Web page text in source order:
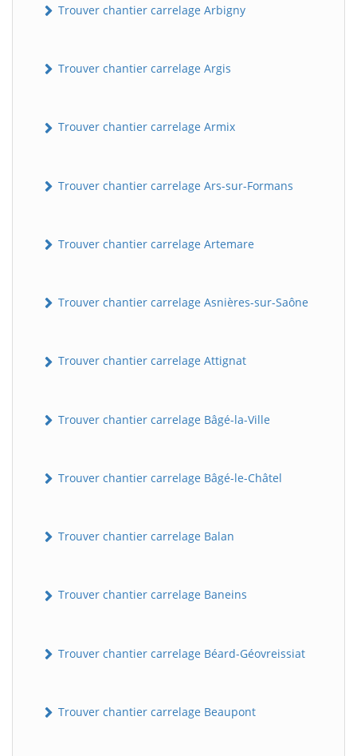
Trouver chantier carrelage Arbigny
Trouver chantier carrelage Argis
Trouver chantier carrelage Armix
Trouver chantier carrelage Ars-sur-Formans
Trouver chantier carrelage Artemare
Trouver chantier carrelage Asnières-sur-Saône
Trouver chantier carrelage Attignat
Trouver chantier carrelage Bâgé-la-Ville
Trouver chantier carrelage Bâgé-le-Châtel
Trouver chantier carrelage Balan
Trouver chantier carrelage Baneins
Trouver chantier carrelage Béard-Géovreissiat
Trouver chantier carrelage Beaupont